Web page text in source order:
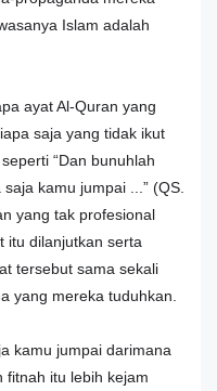
Islam adalah
ayat Al-Quran yang
saja yang tidak ikut
“Dan bunuhlah
kamu jumpai ...” (QS.
yang tak profesional
itu dilanjutkan serta
tersebut sama sekali
yang mereka tuduhkan.
kamu jumpai darimana
fitnah itu lebih kejam